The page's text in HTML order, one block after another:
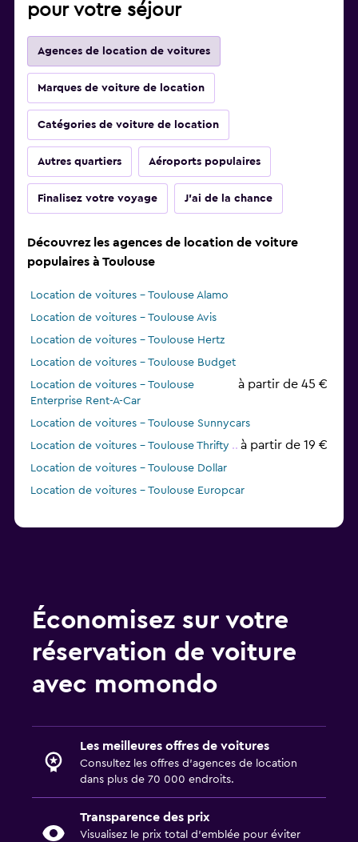
pour votre séjour
Agences de location de voitures
Marques de voiture de location
Catégories de voiture de location
Autres quartiers Aéroports populaires
Finalisez votre voyage J'ai de la chance
Découvrez les agences de location de voiture
populaires à Toulouse
Location de voitures - Toulouse Alamo
Location de voitures - Toulouse Avis
Location de voitures - Toulouse Hertz
Location de voitures - Toulouse Budget
Location de voitures - Toulouse
Enterprise Rent-A-Car
à partir de 45 €
Location de voitures - Toulouse Sunnycars
Location de voitures - Toulouse Thrifty
à partir de 19 €
Location de voitures - Toulouse Dollar
Location de voitures - Toulouse Europcar
Économisez sur votre
réservation de voiture
avec momondo
Les meilleures offres de voitures
Consultez les offres d’agences de location
dans plus de 70 000 endroits.
Transparence des prix
Visualisez le prix total d’emblée pour éviter